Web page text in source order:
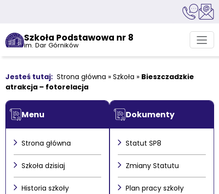
Szkoła Podstawowa nr 8
im. Dar Górników
Strona główna » Szkoła » Bieszczadzkie
atrakcja – fotorelacja
Menu
Strona główna
Szkoła dzisiaj
Historia szkoły
Dokumenty
Statut SP8
Zmiany Statutu
Plan pracy szkoły